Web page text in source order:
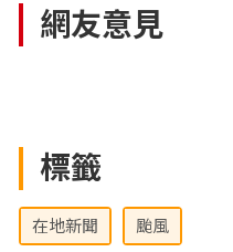
網友意見
標籤
在地新聞 颱風